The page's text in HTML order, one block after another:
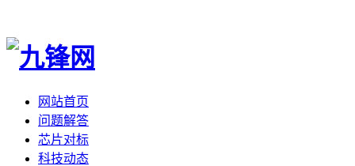
网站首页
问题解答
芯片对标
科技动态